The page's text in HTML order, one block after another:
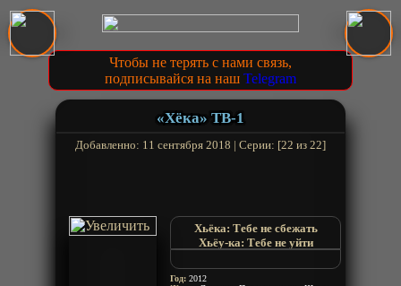
Чтобы не терять с нами связь,
подписывайся на наш Telegram
«Хёка» ТВ-1
Добавленно: 11 сентября 2018 | Серии: [22 из 22]
Хьёка: Тебе не сбежать
Хьёу-ка: Тебе не уйти
Хёка
Год: 2012